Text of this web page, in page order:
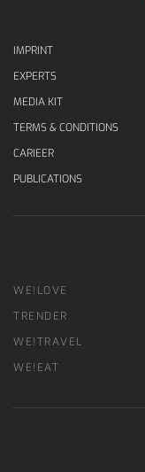
IMPRINT
EXPERTS
MEDIA KIT
TERMS & CONDITIONS
CARIEER
PUBLICATIONS
WE!LOVE
TRENDER
WE!TRAVEL
WE!EAT